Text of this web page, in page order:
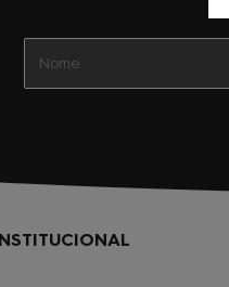
INSTITUCIONAL